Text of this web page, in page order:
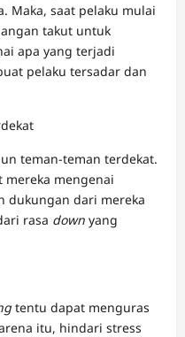
Maka, saat pelaku mulai
takut untuk
apa yang terjadi
pelaku tersadar dan
teman-teman terdekat.
mereka mengenai
dukungan dari mereka
rasa down yang
tentu dapat menguras
itu, hindari stress